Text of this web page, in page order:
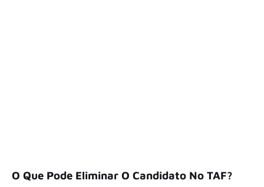
O Que Pode Eliminar O Candidato No TAF?